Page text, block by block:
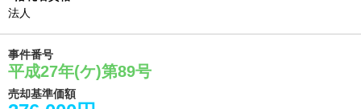
法人
事件番号
平成27年(ケ)第89号
売却基準価額